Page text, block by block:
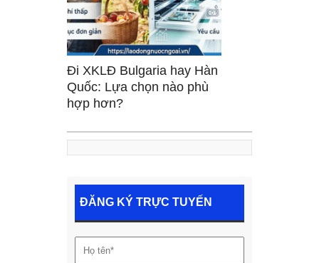
Đi XKLĐ Bulgaria hay Hàn
Quốc: Lựa chọn nào phù
hợp hơn?
ĐĂNG KÝ TRỰC TUYẾN